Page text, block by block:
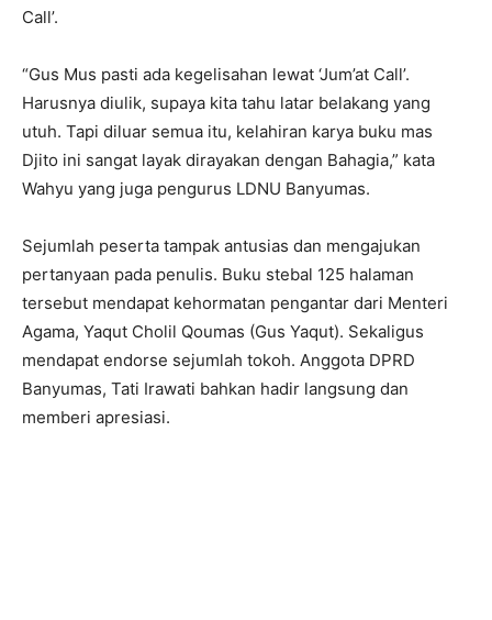
Call’.
“Gus Mus pasti ada kegelisahan lewat ‘Jum’at Call’.
Harusnya diulik, supaya kita tahu latar belakang yang
utuh. Tapi diluar semua itu, kelahiran karya buku mas
Djito ini sangat layak dirayakan dengan Bahagia,” kata
Wahyu yang juga pengurus LDNU Banyumas.
Sejumlah peserta tampak antusias dan mengajukan
pertanyaan pada penulis. Buku stebal 125 halaman
tersebut mendapat kehormatan pengantar dari Menteri
Agama, Yaqut Cholil Qoumas (Gus Yaqut). Sekaligus
mendapat endorse sejumlah tokoh. Anggota DPRD
Banyumas, Tati Irawati bahkan hadir langsung dan
memberi apresiasi.